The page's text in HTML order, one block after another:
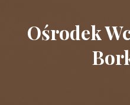
Ośrodek